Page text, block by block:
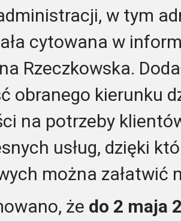
w tym
cytowana w
Rzeczkowska.
obranego kierunku
na potrzeby
usług, dzięki
można załatwić
że do 2 maja